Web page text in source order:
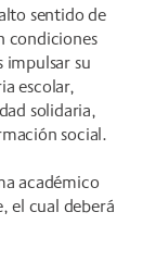
sentido de
condiciones
impulsar su
escolar,
solidaria,
social.
académico
el cual deberá